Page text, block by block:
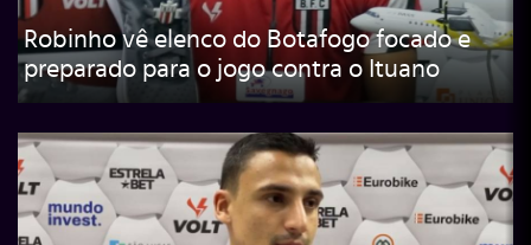
Robinho vê elenco do Botafogo focado e
preparado para o jogo contra o Ituano